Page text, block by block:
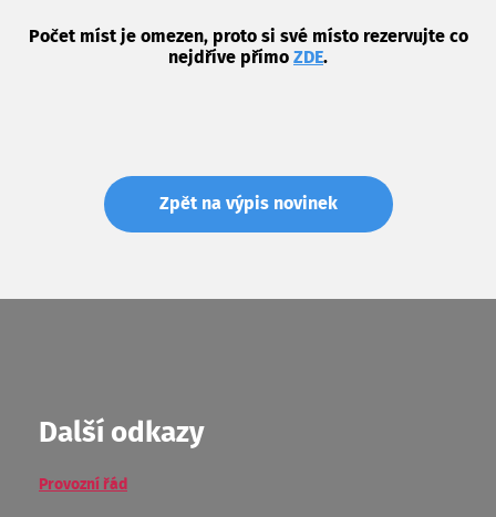
Počet míst je omezen, proto si své místo rezervujte co
nejdříve přímo ZDE.
Zpět na výpis novinek
Další odkazy
Provozní řád